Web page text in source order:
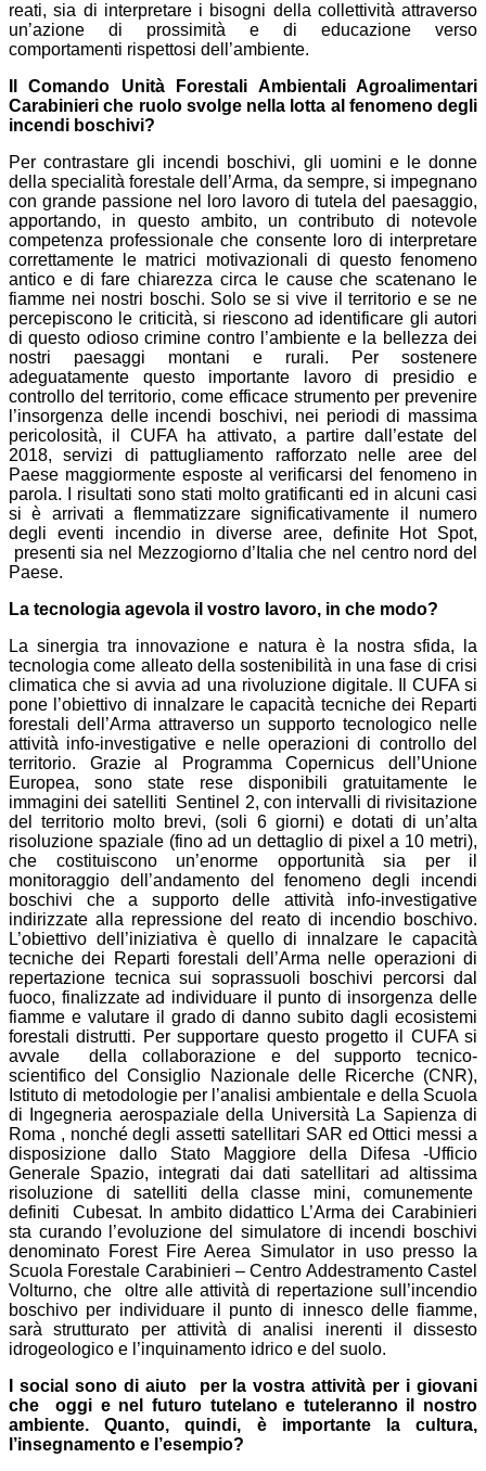
reati, sia di interpretare i bisogni della collettività attraverso
un’azione di prossimità e di educazione verso
comportamenti rispettosi dell’ambiente.
Il Comando Unità Forestali Ambientali Agroalimentari
Carabinieri che ruolo svolge nella lotta al fenomeno degli
incendi boschivi?
Per contrastare gli incendi boschivi, gli uomini e le donne
della specialità forestale dell’Arma, da sempre, si impegnano
con grande passione nel loro lavoro di tutela del paesaggio,
apportando, in questo ambito, un contributo di notevole
competenza professionale che consente loro di interpretare
correttamente le matrici motivazionali di questo fenomeno
antico e di fare chiarezza circa le cause che scatenano le
fiamme nei nostri boschi. Solo se si vive il territorio e se ne
percepiscono le criticità, si riescono ad identificare gli autori
di questo odioso crimine contro l’ambiente e la bellezza dei
nostri paesaggi montani e rurali. Per sostenere
adeguatamente questo importante lavoro di presidio e
controllo del territorio, come efficace strumento per prevenire
l’insorgenza delle incendi boschivi, nei periodi di massima
pericolosità, il CUFA ha attivato, a partire dall’estate del
2018, servizi di pattugliamento rafforzato nelle aree del
Paese maggiormente esposte al verificarsi del fenomeno in
parola. I risultati sono stati molto gratificanti ed in alcuni casi
si è arrivati a flemmatizzare significativamente il numero
degli eventi incendio in diverse aree, definite Hot Spot,
presenti sia nel Mezzogiorno d’Italia che nel centro nord del
Paese.
La tecnologia agevola il vostro lavoro, in che modo?
La sinergia tra innovazione e natura è la nostra sfida, la
tecnologia come alleato della sostenibilità in una fase di crisi
climatica che si avvia ad una rivoluzione digitale. Il CUFA si
pone l’obiettivo di innalzare le capacità tecniche dei Reparti
forestali dell’Arma attraverso un supporto tecnologico nelle
attività info-investigative e nelle operazioni di controllo del
territorio. Grazie al Programma Copernicus dell’Unione
Europea, sono state rese disponibili gratuitamente le
immagini dei satelliti Sentinel 2, con intervalli di rivisitazione
del territorio molto brevi, (soli 6 giorni) e dotati di un’alta
risoluzione spaziale (fino ad un dettaglio di pixel a 10 metri),
che costituiscono un’enorme opportunità sia per il
monitoraggio dell’andamento del fenomeno degli incendi
boschivi che a supporto delle attività info-investigative
indirizzate alla repressione del reato di incendio boschivo.
L’obiettivo dell’iniziativa è quello di innalzare le capacità
tecniche dei Reparti forestali dell’Arma nelle operazioni di
repertazione tecnica sui soprassuoli boschivi percorsi dal
fuoco, finalizzate ad individuare il punto di insorgenza delle
fiamme e valutare il grado di danno subito dagli ecosistemi
forestali distrutti. Per supportare questo progetto il CUFA si
avvale della collaborazione e del supporto tecnico-
scientifico del Consiglio Nazionale delle Ricerche (CNR),
Istituto di metodologie per l’analisi ambientale e della Scuola
di Ingegneria aerospaziale della Università La Sapienza di
Roma , nonché degli assetti satellitari SAR ed Ottici messi a
disposizione dallo Stato Maggiore della Difesa -Ufficio
Generale Spazio, integrati dai dati satellitari ad altissima
risoluzione di satelliti della classe mini, comunemente
definiti Cubesat. In ambito didattico L’Arma dei Carabinieri
sta curando l’evoluzione del simulatore di incendi boschivi
denominato Forest Fire Aerea Simulator in uso presso la
Scuola Forestale Carabinieri – Centro Addestramento Castel
Volturno, che oltre alle attività di repertazione sull’incendio
boschivo per individuare il punto di innesco delle fiamme,
sarà strutturato per attività di analisi inerenti il dissesto
idrogeologico e l’inquinamento idrico e del suolo.
I social sono di aiuto per la vostra attività per i giovani
che oggi e nel futuro tutelano e tuteleranno il nostro
ambiente. Quanto, quindi, è importante la cultura,
l’insegnamento e l’esempio?